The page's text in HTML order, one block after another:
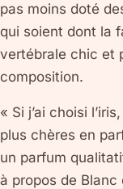
pas moins doté
qui soient dont la
vertébrale chic et
composition.
« Si j’ai choisi
plus chères en
un parfum
à propos de Blanc